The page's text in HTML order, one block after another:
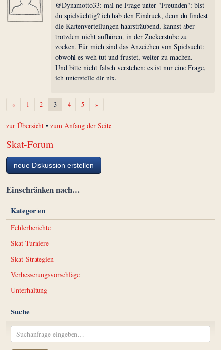
@Dynamotto33: mal ne Frage unter "Freunden": bist
du spielsüchtig? ich hab den Eindruck, denn du findest
die Kartenverteilungen haarsträubend, kannst aber
trotzdem nicht aufhören, in der Zockerstube zu
zocken. Für mich sind das Anzeichen von Spielsucht:
obwohl es weh tut und frustet, weiter zu machen.
Und bitte nicht falsch verstehen: es ist nur eine Frage,
ich unterstelle dir nix.
«Zurück1 2 3 4 5 »Weiter
zur Übersicht •zum Anfang der Seite
Skat-Forum
neue Diskussion erstellen
Einschränken nach…
Kategorien
Fehlerberichte
Skat-Turniere
Skat-Strategien
Verbesserungsvorschläge
Unterhaltung
Suche